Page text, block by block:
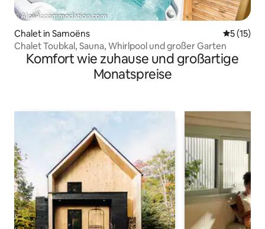
Chalet in Samoëns
5 (15)
Chalet Toubkal, Sauna, Whirlpool und großer Garten
Komfort wie zuhause und großartige
Monatspreise